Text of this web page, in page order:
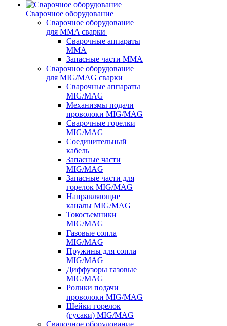
Сварочное оборудование
Сварочное оборудование
для MMA сварки
Сварочные аппараты
MMA
Запасные части MMA
Сварочное оборудование
для MIG/MAG сварки
Сварочные аппараты
MIG/MAG
Механизмы подачи
проволоки MIG/MAG
Сварочные горелки
MIG/MAG
Соединительный
кабель
Запасные части
MIG/MAG
Запасные части для
горелок MIG/MAG
Направляющие
каналы MIG/MAG
Токосъемники
MIG/MAG
Газовые сопла
MIG/MAG
Пружины для сопла
MIG/MAG
Диффузоры газовые
MIG/MAG
Ролики подачи
проволоки MIG/MAG
Шейки горелок
(гусаки) MIG/MAG
Сварочное оборудование